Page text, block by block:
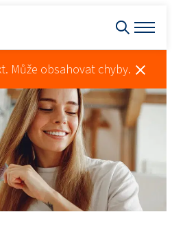
Může obsahovat chyby.